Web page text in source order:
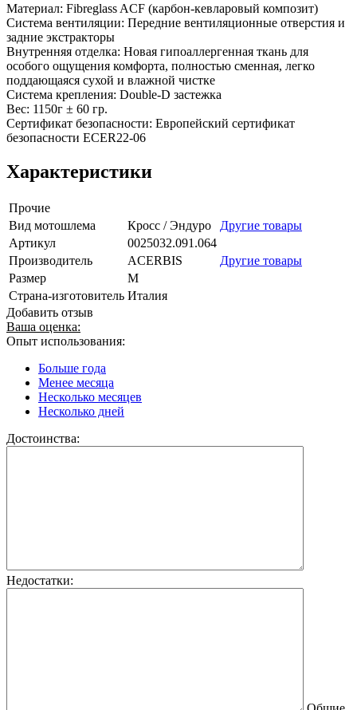
Материал: Fibreglass ACF (карбон-кевларовый композит)
Система вентиляции: Передние вентиляционные отверстия и
задние экстракторы
Внутренняя отделка: Новая гипоаллергенная ткань для
особого ощущения комфорта, полностью сменная, легко
поддающаяся сухой и влажной чистке
Система крепления: Double-D застежка
Вес: 1150г ± 60 гр.
Сертификат безопасности: Европейский сертификат
безопасности ECER22-06
Характеристики
Прочие
Вид мотошлема
Кросс / Эндуро
Другие товары
Артикул
0025032.091.064
Производитель
ACERBIS
Другие товары
Размер
M
Страна-изготовитель Италия
Добавить отзыв
Ваша оценка:
Опыт использования:
Больше года
Менее месяца
Несколько месяцев
Несколько дней
Достоинства:
Недостатки: